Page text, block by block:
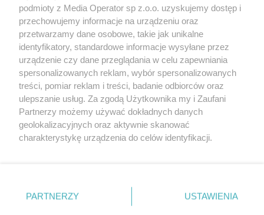
Nie zapomnij
zapoznać się z:
polityką prywatności regulamin korzystania z portali
Twojemiasto
Piekary Śląskie
Chorzów
Tarnowskie Góry
Gliwice
Skontakuj sięz nami
Kontakt
Wydawca
Redakcja
podmioty z Media Operator sp z.o.o. uzyskujemy dostęp i
przechowujemy informacje na urządzeniu oraz
przetwarzamy dane osobowe, takie jak unikalne
identyfikatory, standardowe informacje wysyłane przez
urządzenie czy dane przeglądania w celu zapewniania
spersonalizowanych reklam, wybór spersonalizowanych
treści, pomiar reklam i treści, badanie odbiorców oraz
ulepszanie usług. Za zgodą Użytkownika my i Zaufani
Partnerzy możemy używać dokładnych danych
geolokalizacyjnych oraz aktywnie skanować
charakterystykę urządzenia do celów identyfikacji.
zmienić/wycofać klikając przycisk ustawień prywatności
znajdujący się w lewym dolnym rogu strony
PARTNERZY USTAWIENIA